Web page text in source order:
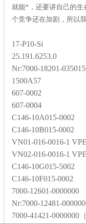
就能*，还要讲自己的生
个竞争还在加剧，所以
17-P10-Si
25.191.6253.0
Nr:7000-18201-
1500A57
607-0002
607-0004
C146-10A015-0002
C146-10B015-0002
VN01-016-0016-1
VN02-016-0016-1
C146-10G015-5002
C146-10F015-0002
7000-12601-0000000
Nr:7000-12481-
7000-41421-0000000